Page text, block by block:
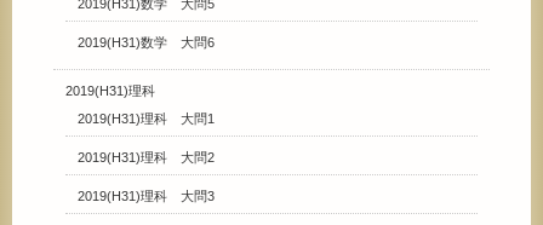
2019(H31)数学 大問5
2019(H31)数学 大問6
2019(H31)理科
2019(H31)理科 大問1
2019(H31)理科 大問2
2019(H31)理科 大問3